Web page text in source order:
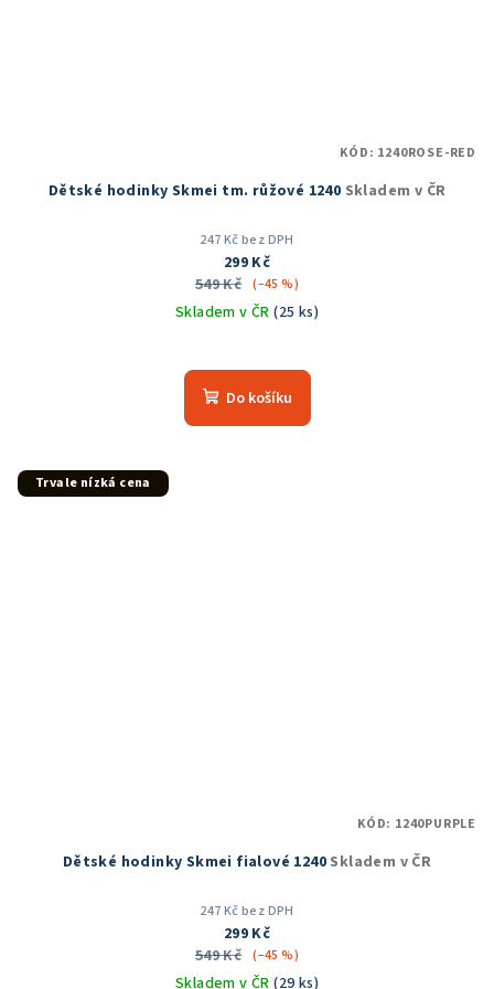
Dětské hodinky Skmei tm. růžové 1240 Skladem v ČR
247 Kč bez DPH
299 Kč
549 Kč (–45 %)
Skladem v ČR(25 ks)
hodnocení
produktu
Do košíku
KÓD: 1240ROSE-RED
Trvale nízká cena
Dětské hodinky Skmei fialové 1240 Skladem v ČR
247 Kč bez DPH
299 Kč
549 Kč (–45 %)
Skladem v ČR(29 ks)
KÓD: 1240PURPLE